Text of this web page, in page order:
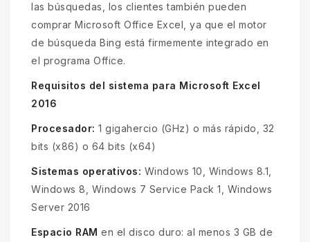
las búsquedas, los clientes también pueden
comprar Microsoft Office Excel, ya que el motor
de búsqueda Bing está firmemente integrado en
el programa Office.
Requisitos del sistema para Microsoft Excel
2016
Procesador: 1 gigahercio (GHz) o más rápido, 32
bits (x86) o 64 bits (x64)
Sistemas operativos: Windows 10, Windows 8.1,
Windows 8, Windows 7 Service Pack 1, Windows
Server 2016
Espacio RAM en el disco duro: al menos 3 GB de